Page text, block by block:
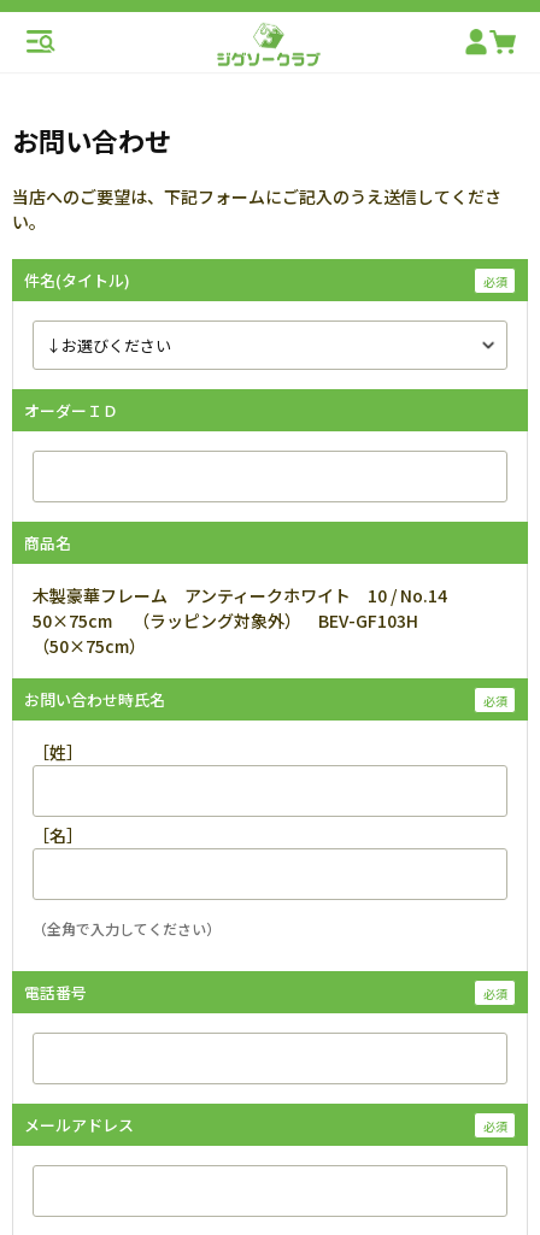
お問い合わせ
当店へのご要望は、下記フォームにご記入のうえ送信してくださ
い。
件名(タイトル)
オーダーＩＤ
商品名
木製豪華フレーム アンティークホワイト 10 / No.14
50×75cm （ラッピング対象外） BEV-GF103H
（50×75cm）
お問い合わせ時氏名
［姓］
［名］
（全角で入力してください）
電話番号
メールアドレス